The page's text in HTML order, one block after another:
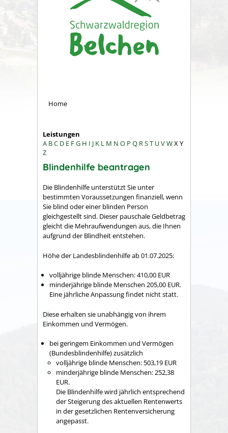
Home
Leistungen
A BC D E FG H I J K L M N O P Q RST UVWXY
Z
Blindenhilfe beantragen
Die Blindenhilfe unterstützt Sie unter
bestimmten Voraussetzungen finanziell, wenn
Sie blind oder einer blinden Person
gleichgestellt sind. Dieser pauschale Geldbetrag
gleicht die Mehraufwendungen aus, die Ihnen
aufgrund der Blindheit entstehen.
Höhe der Landesblindenhilfe ab 01.07.2025:
volljährige blinde Menschen: 410,00 EUR
minderjährige blinde Menschen 205,00 EUR.
Eine jährliche Anpassung findet nicht statt.
Diese erhalten sie unabhängig von ihrem
Einkommen und Vermögen.
bei geringem Einkommen und Vermögen
(Bundesblindenhilfe) zusätzlich
volljährige blinde Menschen: 503,19 EUR
minderjährige blinde Menschen: 252,38
EUR.
Die Blindenhilfe wird jährlich entsprechend
der Steigerung des aktuellen Rentenwerts
in der gesetzlichen Rentenversicherung
angepasst.